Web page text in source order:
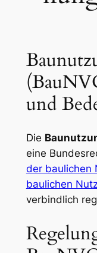
und
Die
eine
der baulichen
baulichen
verbindlich